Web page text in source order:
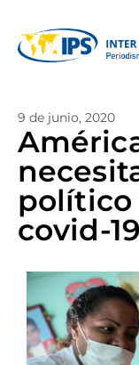
9 de junio, 2020
político
covid-19